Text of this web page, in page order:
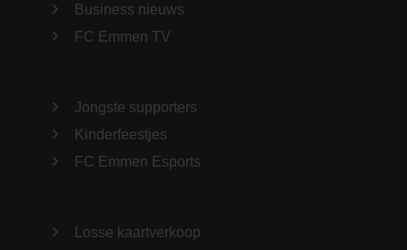
Business nieuws
FC Emmen TV
Jongste supporters
Kinderfeestjes
FC Emmen Esports
Losse kaartverkoop